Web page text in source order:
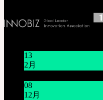
13
2月
08
12月